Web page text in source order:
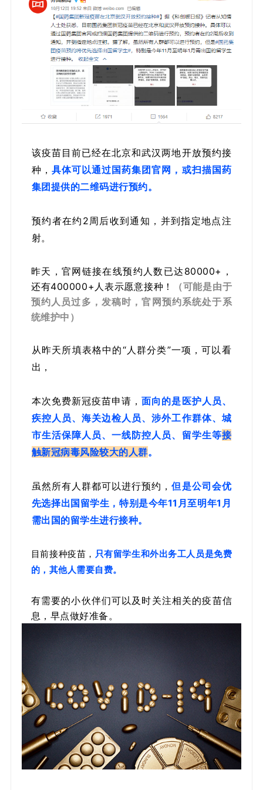
该疫苗目前已经在北京和武汉两地开放预约接
种， 具体可以通过国药集团官网，或扫描国药
集团提供的二维码进行预约。
预约者在约2周后收到通知，并到指定地点注
射。
昨天，官网链接在线预约人数已达80000+，
还有400000+人表示愿意接种！
（可能是由于
预约人员过多，发稿时，官网预约系统处于系
统维护中）
从昨天所填表格中的“人群分类”一项，可以看
出，
本次免费新冠疫苗申请，面向的是医护人员、
疾控人员、海关边检人员、涉外工作群体、城
市生活保障人员、一线防控人员、留学生等接
触新冠病毒风险较大的人群。
虽然所有人群都可以进行预约，但是公司会优
先选择出国留学生，特别是今年11月至明年1月
需出国的留学生进行接种。
目前接种疫苗， 只有留学生和外出务工人员是免费
的，其他人需要自费。
有需要的小伙伴们可以及时关注相关的疫苗信
息，早点做好准备。